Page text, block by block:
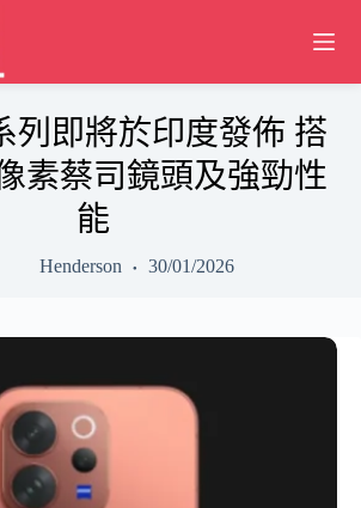
列即將於印度發佈 搭
素蔡司鏡頭及強勁性
能
Henderson 30/01/2026